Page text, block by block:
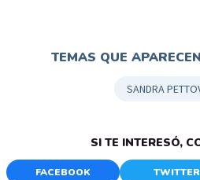
TEMAS QUE
SANDRA
SI TE INTERESÓ,
FACEBOOK TWITTER